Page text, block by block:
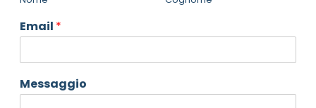
Email *
Messaggio